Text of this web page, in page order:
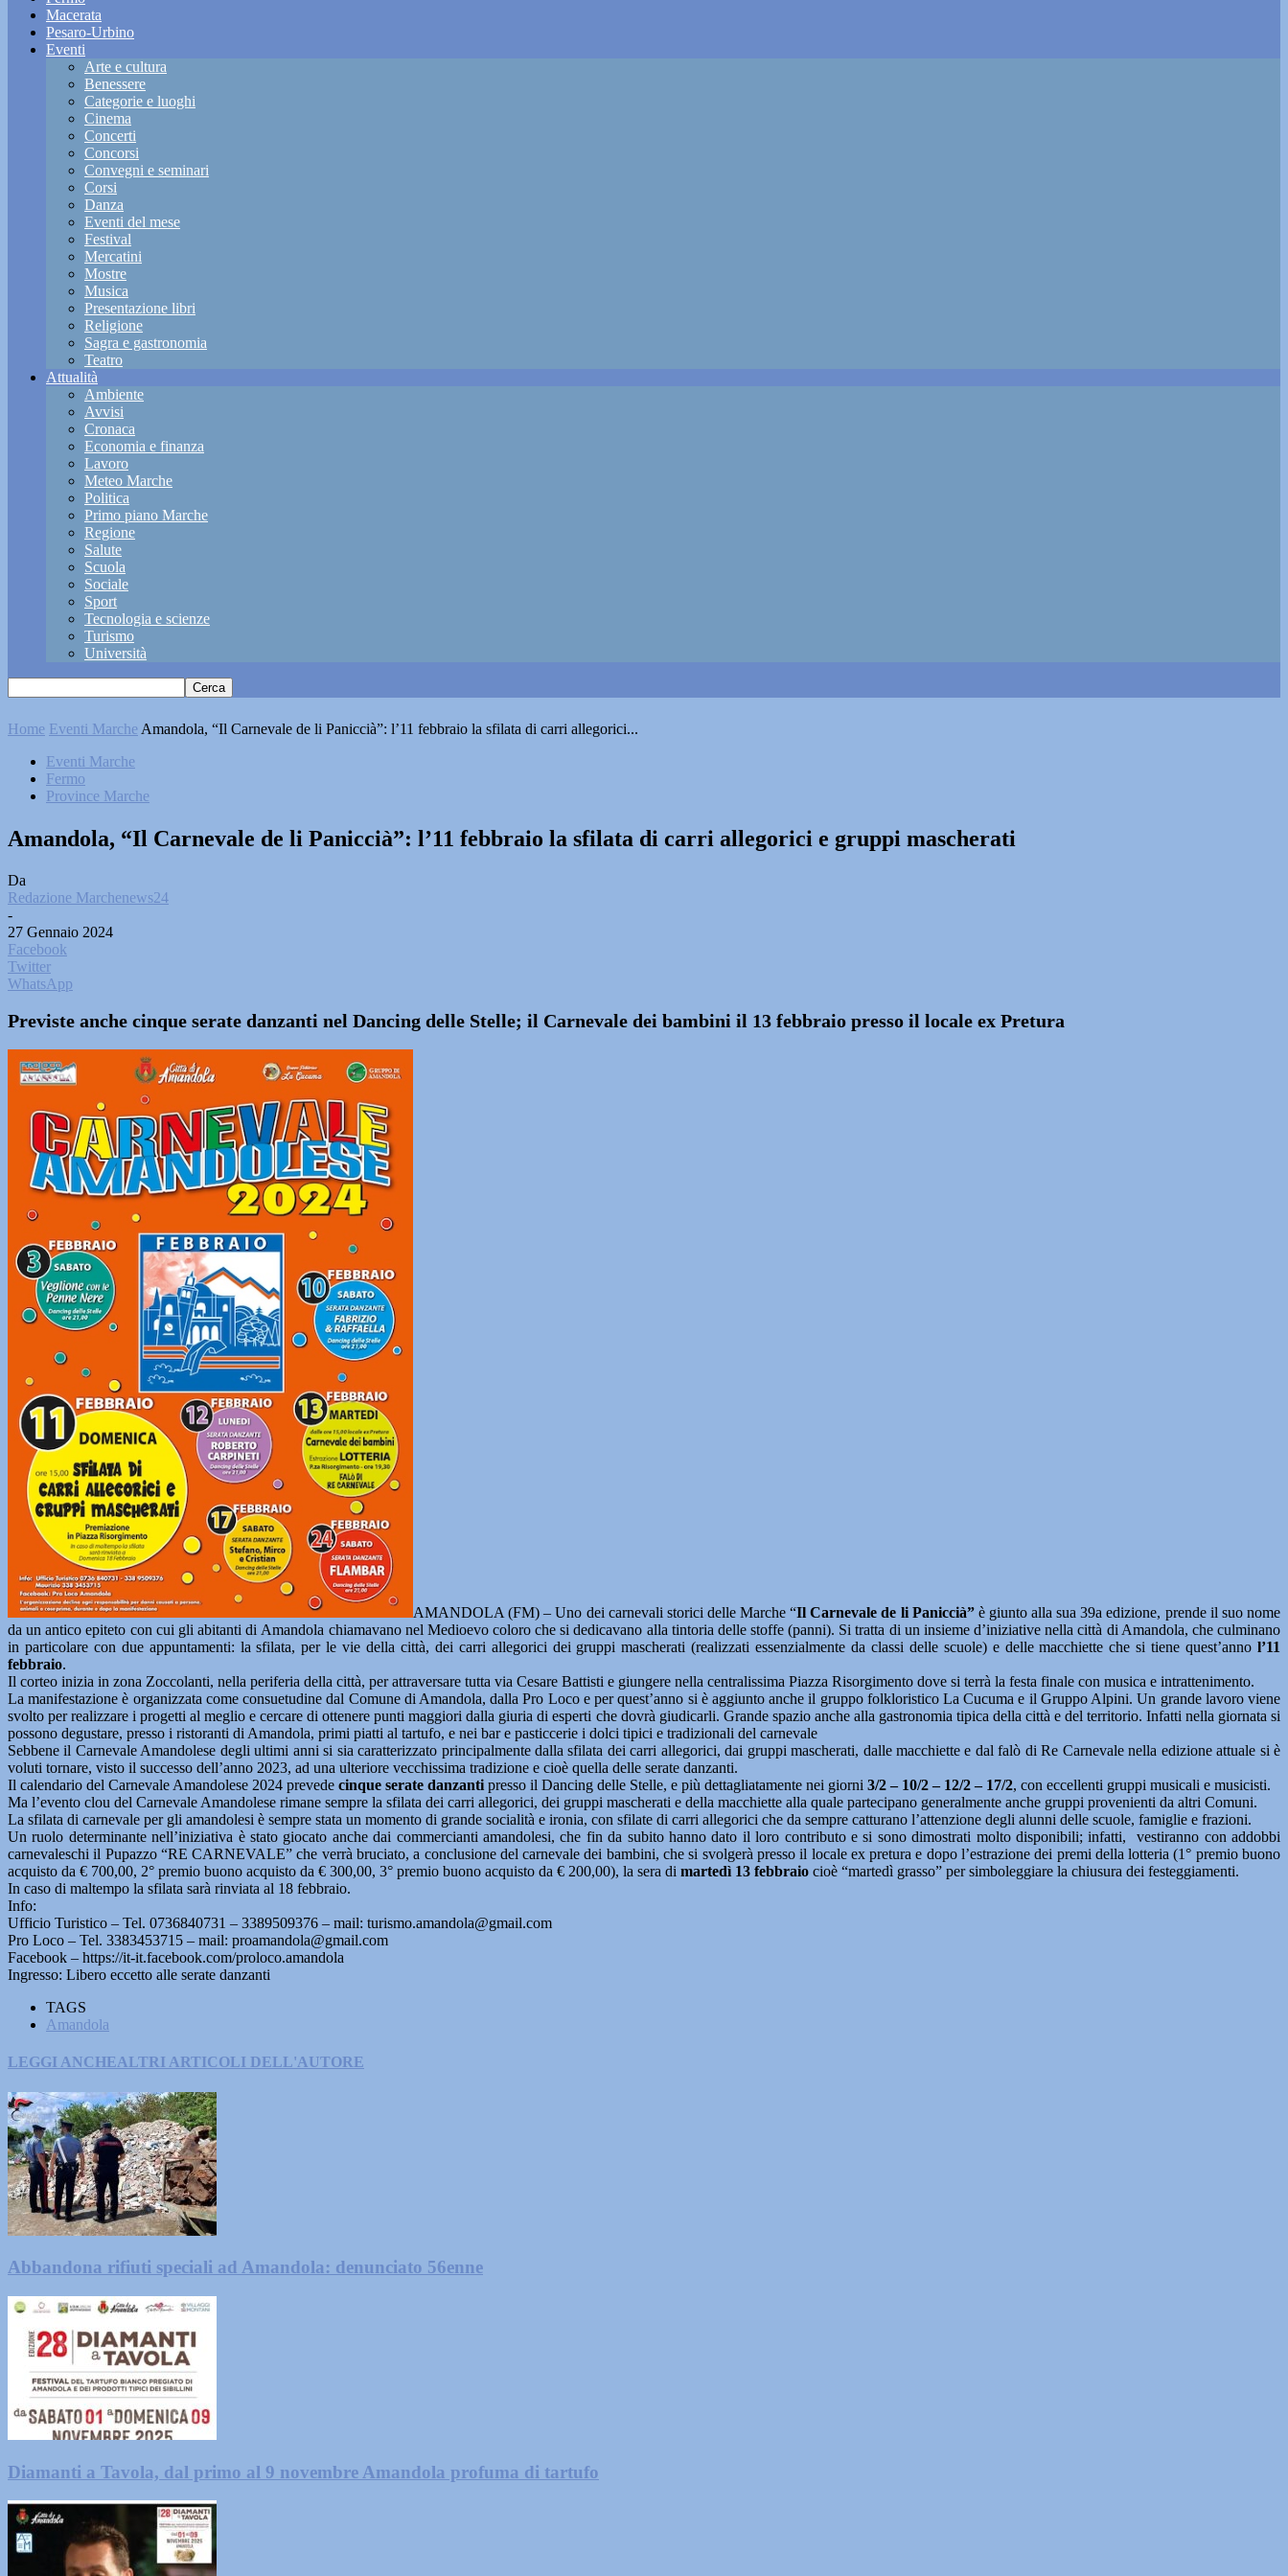
Macerata
Pesaro-Urbino
Eventi
Arte e cultura
Benessere
Categorie e luoghi
Cinema
Concerti
Concorsi
Convegni e seminari
Corsi
Danza
Eventi del mese
Festival
Mercatini
Mostre
Musica
Presentazione libri
Religione
Sagra e gastronomia
Teatro
Attualità
Ambiente
Avvisi
Cronaca
Economia e finanza
Lavoro
Meteo Marche
Politica
Primo piano Marche
Regione
Salute
Scuola
Sociale
Sport
Tecnologia e scienze
Turismo
Università
Home Eventi Marche Amandola, “Il Carnevale de li Paniccià”: l’11 febbraio la sfilata di carri allegorici...
Eventi Marche
Fermo
Province Marche
Amandola, “Il Carnevale de li Paniccià”: l’11 febbraio la sfilata di carri allegorici e gruppi mascherati
Da
Redazione Marchenews24
-
27 Gennaio 2024
Facebook
Twitter
WhatsApp
Previste anche cinque serate danzanti nel Dancing delle Stelle; il Carnevale dei bambini il 13 febbraio presso il locale ex Pretura
AMANDOLA (FM) – Uno dei carnevali storici delle Marche “Il Carnevale de li Paniccià” è giunto alla sua 39a edizione, prende il suo nome
da un antico epiteto con cui gli abitanti di Amandola chiamavano nel Medioevo coloro che si dedicavano alla tintoria delle stoffe (panni). Si tratta di un insieme d’iniziative nella città di Amandola, che culminano
in particolare con due appuntamenti: la sfilata, per le vie della città, dei carri allegorici dei gruppi mascherati (realizzati essenzialmente da classi delle scuole) e delle macchiette che si tiene quest’anno l’11
febbraio.
Il corteo inizia in zona Zoccolanti, nella periferia della città, per attraversare tutta via Cesare Battisti e giungere nella centralissima Piazza Risorgimento dove si terrà la festa finale con musica e intrattenimento.
La manifestazione è organizzata come consuetudine dal Comune di Amandola, dalla Pro Loco e per quest’anno si è aggiunto anche il gruppo folkloristico La Cucuma e il Gruppo Alpini. Un grande lavoro viene
svolto per realizzare i progetti al meglio e cercare di ottenere punti maggiori dalla giuria di esperti che dovrà giudicarli. Grande spazio anche alla gastronomia tipica della città e del territorio. Infatti nella giornata si
possono degustare, presso i ristoranti di Amandola, primi piatti al tartufo, e nei bar e pasticcerie i dolci tipici e tradizionali del carnevale
Sebbene il Carnevale Amandolese degli ultimi anni si sia caratterizzato principalmente dalla sfilata dei carri allegorici, dai gruppi mascherati, dalle macchiette e dal falò di Re Carnevale nella edizione attuale si è
voluti tornare, visto il successo dell’anno 2023, ad una ulteriore vecchissima tradizione e cioè quella delle serate danzanti.
Il calendario del Carnevale Amandolese 2024 prevede cinque serate danzanti presso il Dancing delle Stelle, e più dettagliatamente nei giorni 3/2 – 10/2 – 12/2 – 17/2, con eccellenti gruppi musicali e musicisti.
Ma l’evento clou del Carnevale Amandolese rimane sempre la sfilata dei carri allegorici, dei gruppi mascherati e della macchiette alla quale partecipano generalmente anche gruppi provenienti da altri Comuni.
La sfilata di carnevale per gli amandolesi è sempre stata un momento di grande socialità e ironia, con sfilate di carri allegorici che da sempre catturano l’attenzione degli alunni delle scuole, famiglie e frazioni.
Un ruolo determinante nell’iniziativa è stato giocato anche dai commercianti amandolesi, che fin da subito hanno dato il loro contributo e si sono dimostrati molto disponibili; infatti, vestiranno con addobbi
carnevaleschi il Pupazzo “RE CARNEVALE” che verrà bruciato, a conclusione del carnevale dei bambini, che si svolgerà presso il locale ex pretura e dopo l’estrazione dei premi della lotteria (1° premio buono
acquisto da € 700,00, 2° premio buono acquisto da € 300,00, 3° premio buono acquisto da € 200,00), la sera di martedì 13 febbraio cioè “martedì grasso” per simboleggiare la chiusura dei festeggiamenti.
In caso di maltempo la sfilata sarà rinviata al 18 febbraio.
Info:
Ufficio Turistico – Tel. 0736840731 – 3389509376 – mail: turismo.amandola@gmail.com
Pro Loco – Tel. 3383453715 – mail: proamandola@gmail.com
Facebook – https://it-it.facebook.com/proloco.amandola
Ingresso: Libero eccetto alle serate danzanti
TAGS
Amandola
LEGGI ANCHEALTRI ARTICOLI DELL'AUTORE
Abbandona rifiuti speciali ad Amandola: denunciato 56enne
Diamanti a Tavola, dal primo al 9 novembre Amandola profuma di tartufo